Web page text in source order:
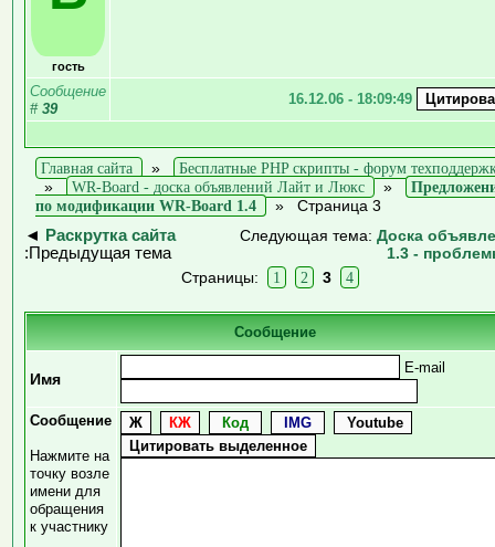
гость
Сообщение
# 39
16.12.06 - 18:09:49
Главная сайта »
Бесплатные PHP скрипты - форум
»
WR-Board - доска объявлений Лайт и Люкс »
по модификации WR-Board 1.4
» Страница 3
◄
Раскрутка сайта
:Предыдущая тема
Следующая тема: Доска
1.3 -
Страницы:
1 2 3 4
Сообщение
Имя
E-mail
Сообщение
Нажмите на
точку возле
имени для
обращения
к участнику